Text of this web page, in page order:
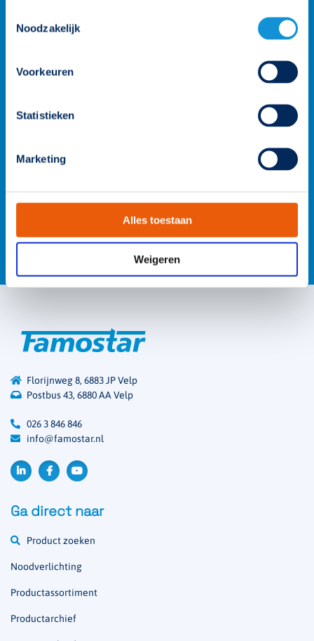
Noodzakelijk
Voorkeuren
Statistieken
Marketing
Alles toestaan
Weigeren
Florijnweg 8, 6883 JP Velp
Postbus 43, 6880 AA Velp
026 3 846 846
info@famostar.nl
Ga direct naar
Product zoeken
Noodverlichting
Productassortiment
Productarchief